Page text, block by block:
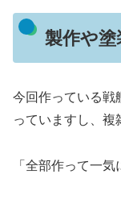
製作や
今回作っている戦
っていますし、複
「全部作って一気